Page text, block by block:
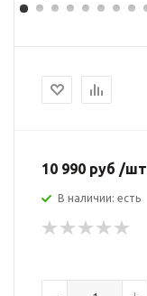
10 990 руб /шт
В наличии: есть